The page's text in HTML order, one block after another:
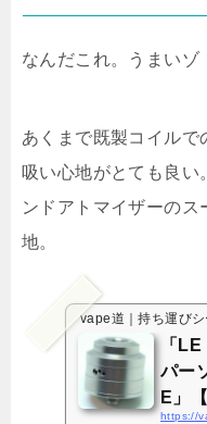
なんだこれ。うまいゾ
あくまで既製コイルで
吸い心地がとても良い
ンドアトマイザーの
地。
vape道｜持ち運び
「
パー
E」
https://